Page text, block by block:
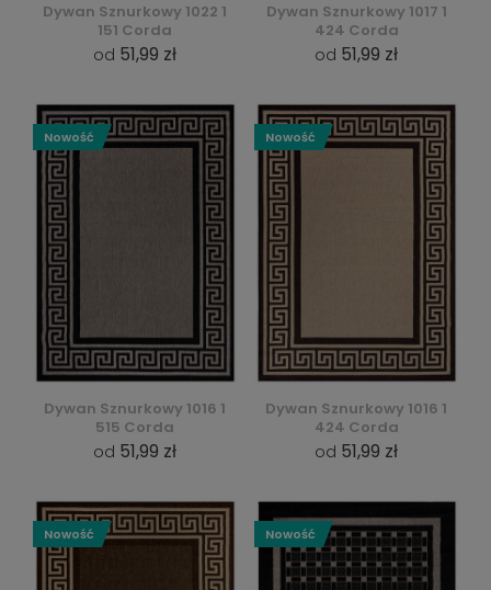
Dywan Sznurkowy 1022 1
151 Corda
od 51,99 zł
Dywan Sznurkowy 1017 1
424 Corda
od 51,99 zł
Dywan Sznurkowy 1016 1
515 Corda
od 51,99 zł
Nowość
Dywan Sznurkowy 1016 1
424 Corda
od 51,99 zł
Nowość
Nowość Nowość